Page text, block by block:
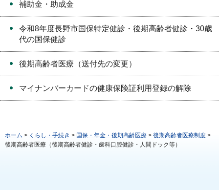
補助金・助成金
令和8年度長野市国保特定健診・後期高齢者健診・30歳
代の国保健診
後期高齢者医療（送付先の変更）
マイナンバーカードの健康保険証利用登録の解除
ホーム > くらし・手続き > 国保・年金・後期高齢医療 > 後期高齢者医療制度 >
後期高齢者医療（後期高齢者健診・歯科口腔健診・人間ドック等）